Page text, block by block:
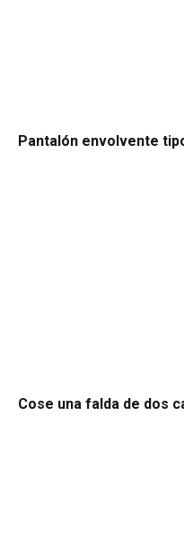
Pantalón envolvente
Cose una falda de dos